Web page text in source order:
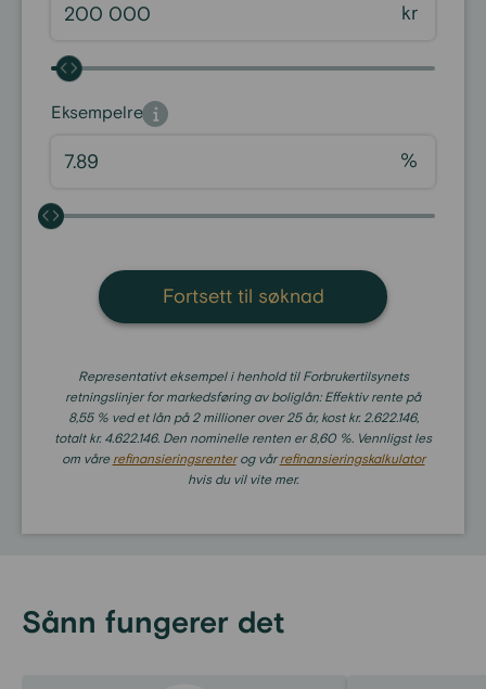
kr
Eksempelrente
%
Fortsett til søknad
Representativt eksempel i henhold til Forbrukertilsynets
retningslinjer for markedsføring av boliglån: Effektiv rente på
8,55 % ved et lån på 2 millioner over 25 år, kost kr. 2.622.146,
totalt kr. 4.622.146. Den nominelle renten er 8,60 %. Vennligst les
om våre refinansieringsrenterog vårrefinansieringskalkulator
hvis du vil vite mer.
Sånn fungerer det